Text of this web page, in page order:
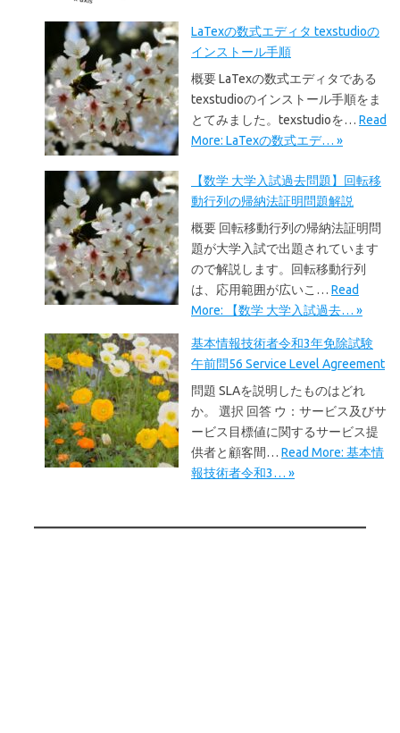
LaTexの数式エディタ texstudioの
インストール手順
概要 LaTexの数式エディタである
texstudioのインストール手順をま
とてみました。texstudioを… Read
More: LaTexの数式エデ… »
【数学 大学入試過去問題】回転移
動行列の帰納法証明問題解説
概要 回転移動行列の帰納法証明問
題が大学入試で出題されています
ので解説します。回転移動行列
は、応用範囲が広いこ… Read
More: 【数学 大学入試過去… »
基本情報技術者令和3年免除試験
午前問56 Service Level Agreement
問題 SLAを説明したものはどれ
か。 選択 回答 ウ：サービス及びサ
ービス目標値に関するサービス提
供者と顧客間… Read More: 基本情
報技術者令和3… »